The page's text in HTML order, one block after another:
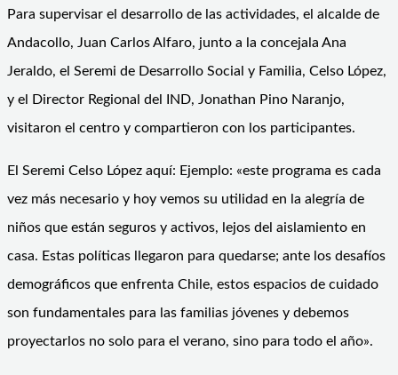
Para supervisar el desarrollo de las actividades, el alcalde de
Andacollo, Juan Carlos Alfaro, junto a la concejala Ana
Jeraldo, el Seremi de Desarrollo Social y Familia, Celso López,
y el Director Regional del IND, Jonathan Pino Naranjo,
visitaron el centro y compartieron con los participantes.
El Seremi Celso López aquí: Ejemplo: «este programa es cada
vez más necesario y hoy vemos su utilidad en la alegría de
niños que están seguros y activos, lejos del aislamiento en
casa. Estas políticas llegaron para quedarse; ante los desafíos
demográficos que enfrenta Chile, estos espacios de cuidado
son fundamentales para las familias jóvenes y debemos
proyectarlos no solo para el verano, sino para todo el año».